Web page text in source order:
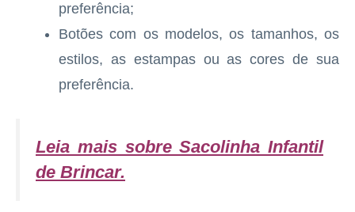
preferência;
Botões com os modelos, os tamanhos, os
estilos, as estampas ou as cores de sua
preferência.
Leia mais sobre Sacolinha Infantil
de Brincar.